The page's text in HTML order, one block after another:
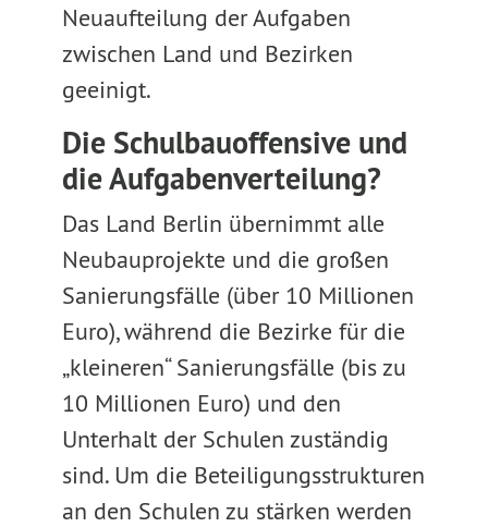
Neuaufteilung der Aufgaben
zwischen Land und Bezirken
geeinigt.
Die Schulbauoffensive und
die Aufgabenverteilung?
Das Land Berlin übernimmt alle
Neubauprojekte und die großen
Sanierungsfälle (über 10 Millionen
Euro), während die Bezirke für die
„kleineren“ Sanierungsfälle (bis zu
10 Millionen Euro) und den
Unterhalt der Schulen zuständig
sind. Um die Beteiligungsstrukturen
an den Schulen zu stärken werden